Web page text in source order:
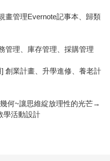
畫管理Evernote記事本、歸類
管理、庫存管理、採購管理
創業計畫、升學進修、養老計
何~讓思維綻放理性的光芒→
學活動設計